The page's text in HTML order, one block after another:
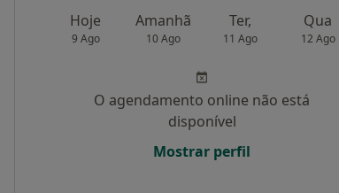
Hoje
9 Ago
Amanhã
10 Ago
Ter,
11 Ago
Qua
12 Ago
O agendamento online não está
disponível
Mostrar perfil